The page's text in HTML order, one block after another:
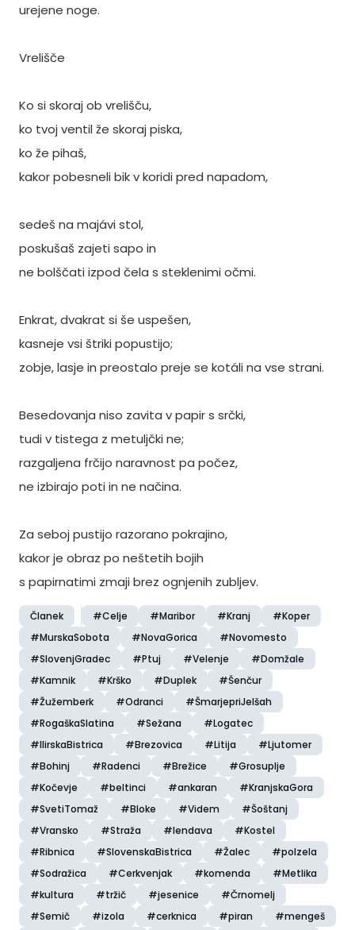
urejene noge.
Vrelišče
Ko si skoraj ob vrelišču,
ko tvoj ventil že skoraj piska,
ko že pihaš,
kakor pobesneli bik v koridi pred napadom,
sedeš na majávi stol,
poskušaš zajeti sapo in
ne bolščati izpod čela s steklenimi očmi.
Enkrat, dvakrat si še uspešen,
kasneje vsi štriki popustijo;
zobje, lasje in preostalo preje se kotáli na vse strani.
Besedovanja niso zavita v papir s srčki,
tudi v tistega z metuljčki ne;
razgaljena frčijo naravnost pa počez,
ne izbirajo poti in ne načina.
Za seboj pustijo razorano pokrajino,
kakor je obraz po neštetih bojih
s papirnatimi zmaji brez ognjenih zubljev.
Članek #Celje #Maribor #Kranj
#Koper
#MurskaSobota
#NovaGorica
#Novomesto
#SlovenjGradec
#Ptuj #Velenje
#Domžale
#Kamnik
#Krško #Duplek
#Šenčur
#Žužemberk
#Odranci
#ŠmarjepriJelšah
#RogaškaSlatina
#Sežana
#Logatec
#IlirskaBistrica
#Brezovica #Litija
#Ljutomer
#Bohinj
#Radenci #Brežice
#Grosuplje
#Kočevje
#beltinci #ankaran
#KranjskaGora
#SvetiTomaž
#Bloke #Videm
#Šoštanj
#Vransko
#Straža #lendava
#Kostel
#Ribnica
#SlovenskaBistrica #Žalec
#polzela
#Sodražica
#Cerkvenjak #komenda
#Metlika
#kultura
#tržič #jesenice
#Črnomelj
#Semič
#izola #cerknica #piran
#mengeš